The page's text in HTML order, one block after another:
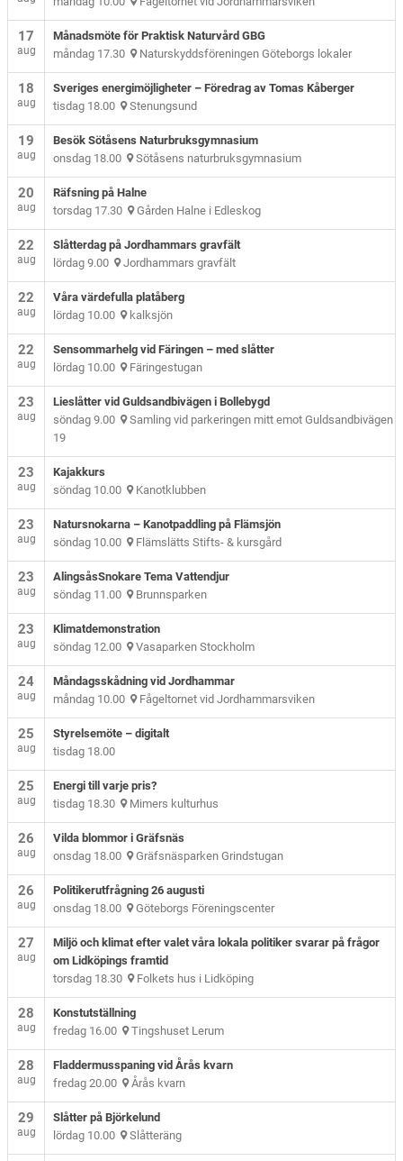
17
aug
Månadsmöte för Praktisk Naturvård GBG
måndag 17.30 Naturskyddsföreningen Göteborgs lokaler
18
aug
Sveriges energimöjligheter – Föredrag av Tomas Kåberger
tisdag 18.00 Stenungsund
19
aug
Besök Sötåsens Naturbruksgymnasium
onsdag 18.00 Sötåsens naturbruksgymnasium
20
aug
Räfsning på Halne
torsdag 17.30 Gården Halne i Edleskog
22
aug
Slåtterdag på Jordhammars gravfält
lördag 9.00 Jordhammars gravfält
22
aug
Våra värdefulla platåberg
lördag 10.00 kalksjön
22
aug
Sensommarhelg vid Färingen – med slåtter
lördag 10.00 Färingestugan
23
aug
Lieslåtter vid Guldsandbivägen i Bollebygd
söndag 9.00 Samling vid parkeringen mitt emot Guldsandbivägen
19
23
aug
Kajakkurs
söndag 10.00 Kanotklubben
23
aug
Natursnokarna – Kanotpaddling på Flämsjön
söndag 10.00 Flämslätts Stifts- & kursgård
23
aug
AlingsåsSnokare Tema Vattendjur
söndag 11.00 Brunnsparken
23
aug
Klimatdemonstration
söndag 12.00 Vasaparken Stockholm
24
aug
Måndagsskådning vid Jordhammar
måndag 10.00 Fågeltornet vid Jordhammarsviken
25
aug
Styrelsemöte – digitalt
tisdag 18.00
25
aug
Energi till varje pris?
tisdag 18.30 Mimers kulturhus
26
aug
Vilda blommor i Gräfsnäs
onsdag 18.00 Gräfsnäsparken Grindstugan
26
aug
Politikerutfrågning 26 augusti
onsdag 18.00 Göteborgs Föreningscenter
27
aug
Miljö och klimat efter valet våra lokala politiker svarar på frågor
om Lidköpings framtid
torsdag 18.30 Folkets hus i Lidköping
28
aug
Konstutställning
fredag 16.00 Tingshuset Lerum
28
aug
Fladdermusspaning vid Årås kvarn
fredag 20.00 Årås kvarn
29
aug
Slåtter på Björkelund
lördag 10.00 Slåtteräng